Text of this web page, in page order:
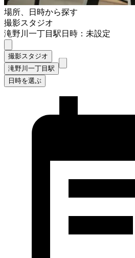
場所、日時から探す
撮影スタジオ
滝野川一丁目駅日時：未設定
撮影スタジオ
滝野川一丁目駅
日時を選ぶ